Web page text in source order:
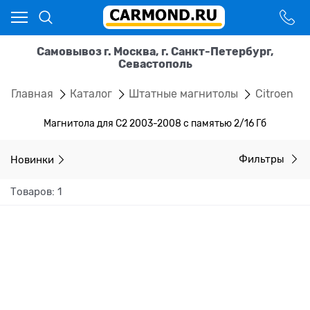
Самовывоз г. Москва, г. Санкт-Петербург,
Севастополь
Главная Каталог Штатные магнитолы Citroen
Магнитола для C2 2003-2008 с памятью 2/16 Гб
Новинки Фильтры
Товаров: 1